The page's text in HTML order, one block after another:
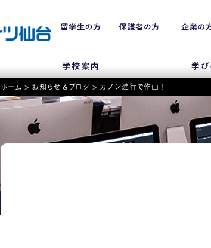
学科・専攻案内
ホーム > お知らせ＆ブログ > カノン進行で作曲！